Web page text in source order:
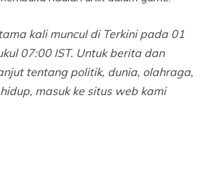
kali muncul di Terkini pada 01
07:00 IST. Untuk berita dan
tentang politik, dunia, olahraga,
masuk ke situs web kami